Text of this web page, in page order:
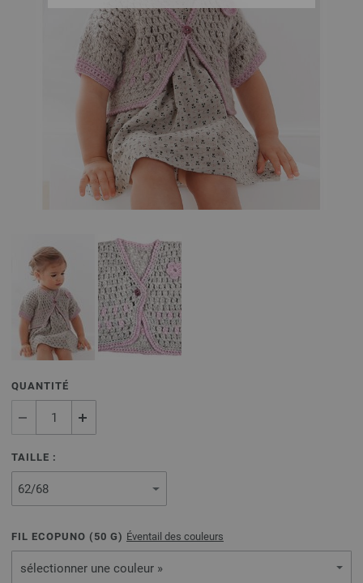
QUANTITÉ
TAILLE :
FIL ECOPUNO ( 50 G) Éventail des couleurs
sélectionner une couleur »